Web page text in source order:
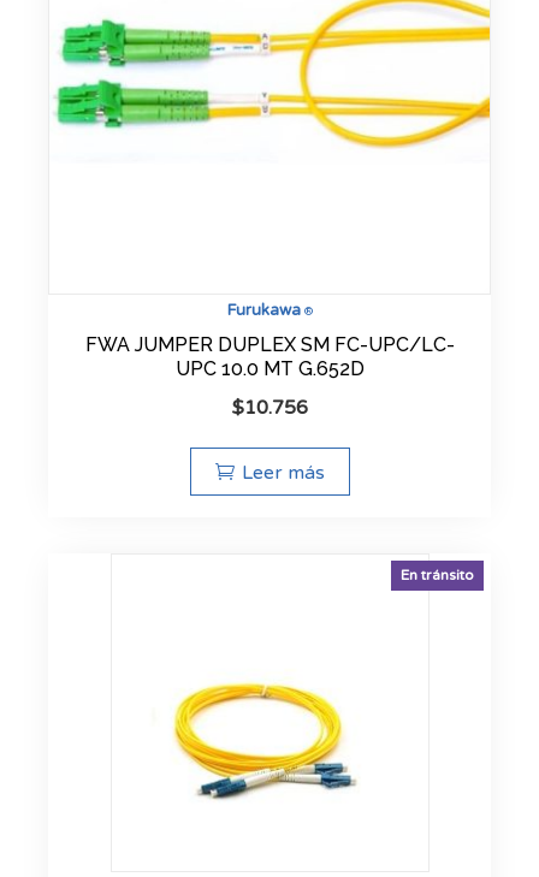
Furukawa®
FWA JUMPER DUPLEX SM FC-UPC/LC-
UPC 10.0 MT G.652D
$10.756
Leer más
En tránsito